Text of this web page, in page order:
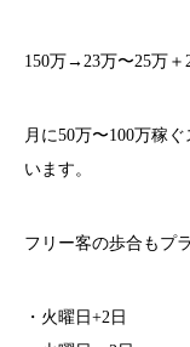
150万→23万〜25万＋
月に50万〜100万稼
います。
フリー客の歩合もプ
・火曜日+2日